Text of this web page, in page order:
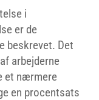
i
er de
beskrevet. Det
arbejderne
et nærmere
en procentsats